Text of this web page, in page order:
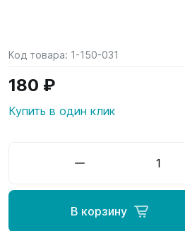
Код товара: 1-150-031
180 ₽
Купить в один клик
В корзину